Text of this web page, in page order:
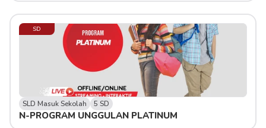
SD
SLD Masuk Sekolah 5 SD
N-PROGRAM UNGGULAN PLATINUM